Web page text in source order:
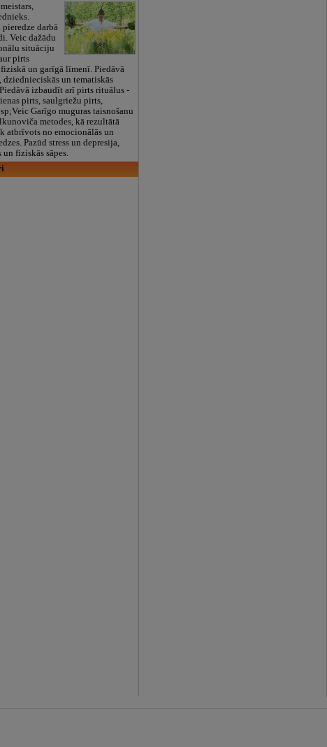
pieredze darbā
Veic dažādu
situāciju
pirts
un garīgā līmenī. Piedāvā
dziednieciskās un tematiskās
izbaudīt arī pirts rituālus -
pirts, saulgriežu pirts,
Garīgo muguras taisnošanu
metodes, kā rezultātā
atbrīvots no emocionālās un
Pazūd stress un depresija,
un fiziskās sāpes.